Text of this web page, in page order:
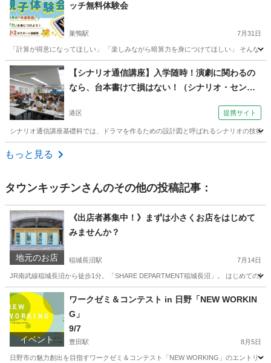
ッチ無料体験会
巣鴨駅 7月31日
「計算が得意になってほしい」 「楽しみながら暗算力を身につけてほしい」 そんな
東京 豊島区 巣鴨駅 その他 夏休み
【シナリオ通信講座】入学随時！演劇に関わるの
なら、台本書けて損はない！（シナリオ・センタ
港区 提携サイト
シナリオ通信講座基礎科では、ドラマを作るための設計図と呼ばれるシナリオの技術
東京 港区
もっと見る
タウンキッチンさんのその他の投稿記事：
地元のお店
《出店者募集中！》まずは小さくお店をはじめて
みませんか？
稲城長沼駅 7月14日
JR南武線稲城長沼から徒歩1分。「SHARE DEPARTMENT稲城長沼」。 はじめての
東京 稲城市 稲城長沼駅
イベント
ワークゼミ＆コンテスト in 日野「NEW WORKIN
G」
9/7
豊田駅 8月5日
日野市の魅力創出を目指すワークゼミ＆コンテスト「NEW WORKING」のエントリ